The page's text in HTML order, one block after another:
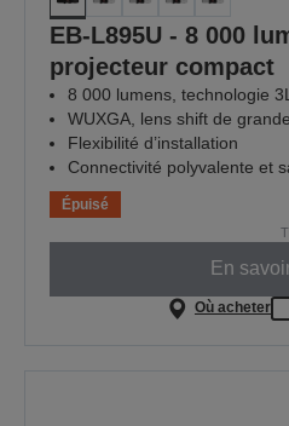
EB-L895U - 8 000
projecteur compact
8 000 lumens, technologie
WUXGA, lens shift de
Flexibilité d’installation
Connectivité polyvalente et
Épuisé
En
Où acheter